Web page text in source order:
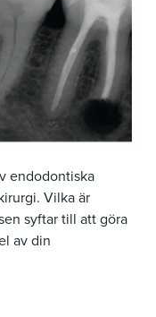
endodontiska
Vilka är
syftar till att göra
av din